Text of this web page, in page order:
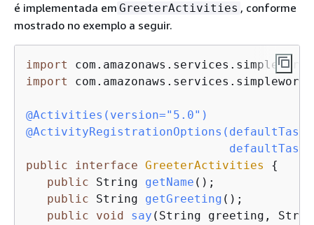
é implementada em GreeterActivities , conforme
mostrado no exemplo a seguir.
import
import
@Activities(version="5.0")
public
interface GreeterActivities
{
public String getName () ;
public String getGreeting () ;
public
void say (String greeting,